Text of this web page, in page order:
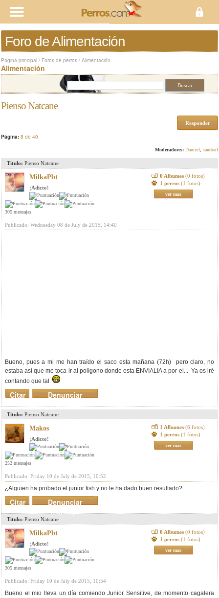
Foro de Alimentación
Página principal / Foros de perros / Alimentación
Alimentación
Pienso Natcane
Responder
Página: 8 de 40
Moderadores: Damzel sandrarf
Titulo: Pienso Natcane
MilkaPbt
¡Adicto!
305 mensajes
0 Albumes (0 fotos)
1 perros (1 fotos)
ver mas
Publicado: Wednesday 08 de July de 2015, 14:40
Bueno, pues a mi me han traído el saco esta mañana (72h) pero claro, no
estaba así que me toca ir al polígono donde esta ENVIALIA a por el... Ya os iré
contando que tal
Denunciar
mensaje
Citar
Titulo: Pienso Natcane
Makos
¡Adicto!
252 mensajes
1 Albumes (6 fotos)
1 perros (1 fotos)
ver mas
Publicado: Friday 10 de July de 2015, 10:52
¿Alguien ha probado el junior fish y no le ha dado buen resultado?
Denunciar
mensaje
Citar
Titulo: Pienso Natcane
MilkaPbt
¡Adicto!
305 mensajes
0 Albumes (0 fotos)
1 perros (1 fotos)
ver mas
Publicado: Friday 10 de July de 2015, 10:54
Bueno el mio lleva un día comiendo Junior Sensitive, de momento cagalera